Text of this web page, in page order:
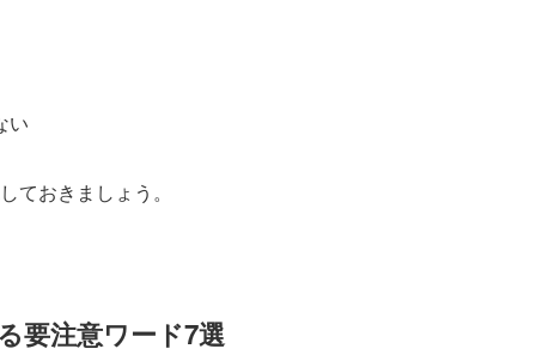
い
ておきましょう。
要注意ワード7選